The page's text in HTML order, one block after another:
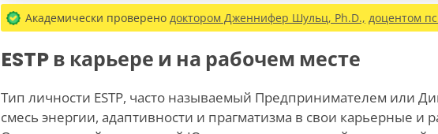
Академически проверено доктором Дженнифер Шульц, Ph.D., доцентом
ESTP в карьере и на рабочем месте
Тип личности ESTP, часто называемый Предпринимателем или
смесь энергии, адаптивности и прагматизма в свои карьерные и